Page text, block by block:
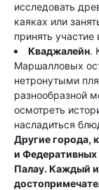
исследовать
каяках или
принять
Кваджалейн.
Маршалловых
нетронутыми
разнообразной
осмотреть
насладиться
Другие города,
и
Палау. Каждый